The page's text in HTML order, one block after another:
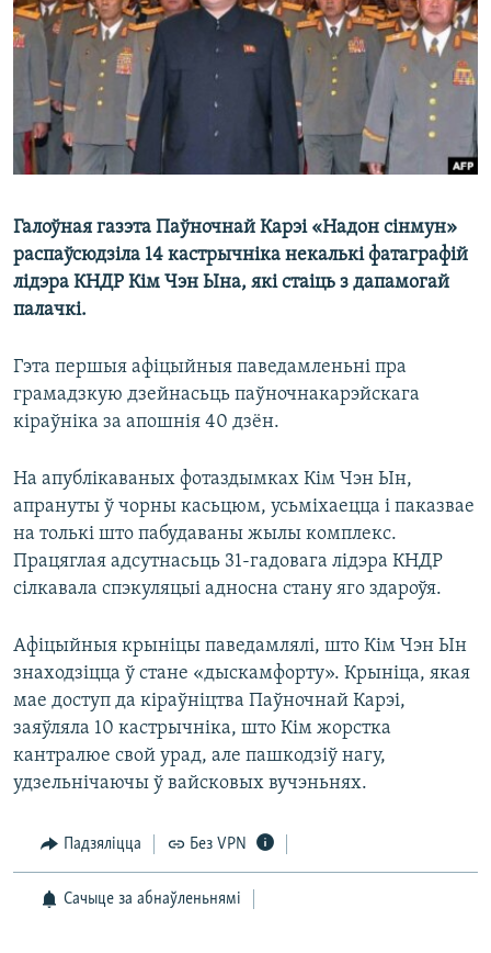
КУЛЬТУРА
КАЛЯНДАР
МОВА
НА ХВАЛЯХ СВАБОДЫ
Галоўная газэта Паўночнай Карэі «Надон сінмун»
распаўсюдзіла 14 кастрычніка некалькі фатаграфій
лідэра КНДР Кім Чэн Ына, які стаіць з дапамогай
палачкі.
Гэта першыя афіцыйныя паведамленьні пра
грамадзкую дзейнасьць паўночнакарэйскага
кіраўніка за апошнія 40 дзён.
На апублікаваных фотаздымках Кім Чэн Ын,
апрануты ў чорны касьцюм, усьміхаецца і паказвае
на толькі што пабудаваны жылы комплекс.
Працяглая адсутнасьць 31-гадовага лідэра КНДР
сілкавала спэкуляцыі адносна стану яго здароўя.
Афіцыйныя крыніцы паведамлялі, што Кім Чэн Ын
знаходзіцца ў стане «дыскамфорту». Крыніца, якая
мае доступ да кіраўніцтва Паўночнай Карэі,
заяўляла 10 кастрычніка, што Кім жорстка
кантралюе свой урад, але пашкодзіў нагу,
удзельнічаючы ў вайсковых вучэньнях.
Падзяліцца Без VPN
Сачыце за абнаўленьнямі